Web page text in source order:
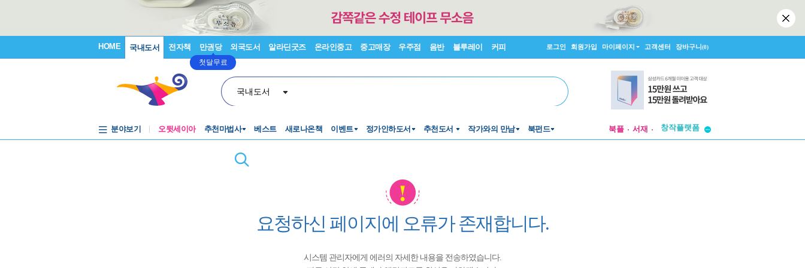
HOME 국내도서 전자책 만권당
첫달무료
외국도서 알라딘굿즈 온라인중고 중고매장 우주점 음반 블루레이 커피 로그인 회원가입 마이페이지 고객센터 장바구니(0)
국내도서
분야보기 오뒷세이아 추천마법사 베스트 새로나온책 이벤트 정가인하도서 추천도서 작가와의 만남 북펀드 북플 서재
투비컨티뉴드
투비컨티뉴드
요청하신 페이지에 오류가 존재합니다.
시스템 관리자에게 에러의 자세한 내용을 전송하였습니다.